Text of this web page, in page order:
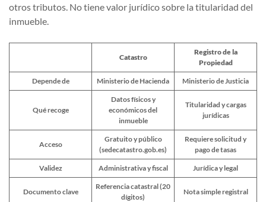
otros tributos. No tiene valor jurídico sobre la titularidad del
inmueble.
Catastro
Registro de la
Propiedad
Depende de Ministerio de Hacienda Ministerio de Justicia
Qué recoge
Datos físicos y
económicos del
inmueble
Titularidad y cargas
jurídicas
Acceso
Gratuito y público
(sedecatastro.gob.es)
Requiere solicitud y
pago de tasas
Validez Administrativa y fiscal Jurídica y legal
Documento clave
Referencia catastral (20
dígitos)
Nota simple registral